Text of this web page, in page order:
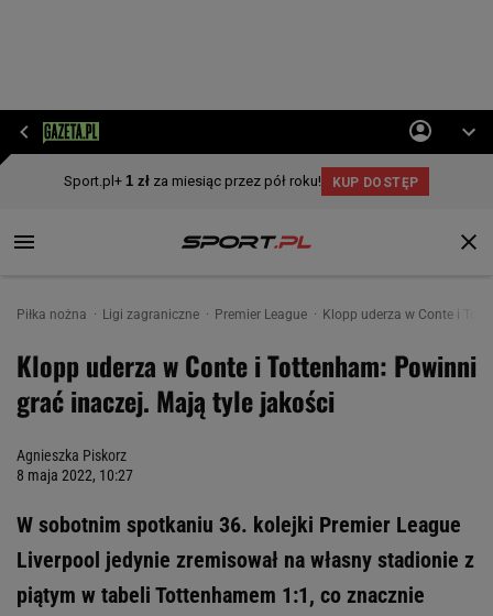
Piłka nożna Ligi zagraniczne Premier League Klopp uderza w Conte i
Klopp uderza w Conte i Tottenham: Powinni
grać inaczej. Mają tyle jakości
Agnieszka Piskorz
8 maja 2022, 10:27
W sobotnim spotkaniu 36. kolejki Premier League
Liverpool jedynie zremisował na własny stadionie z
piątym w tabeli Tottenhamem 1:1, co znacznie